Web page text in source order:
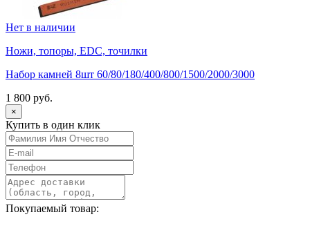
Нет в наличии
Ножи, топоры, EDC, точилки
Набор камней 8шт 60/80/180/400/800/1500/2000/3000
1 800 руб.
×
Купить в один клик
Покупаемый товар: